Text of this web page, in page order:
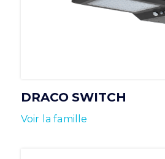
DRACO SWITCH
Voir la famille